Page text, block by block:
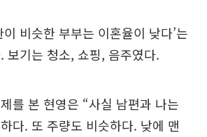
이 비슷한 부부는 이혼율이 낮다’는
보기는 청소, 쇼핑, 음주였다.
를 본 현영은 “사실 남편과 나는
다. 또 주량도 비슷하다. 낮에 맨